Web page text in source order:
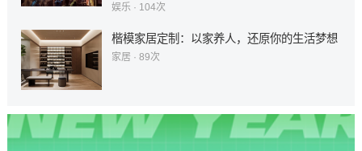
娱乐 · 104次
楷模家居定制：以家养人，还原你的生活梦想
家居 · 89次